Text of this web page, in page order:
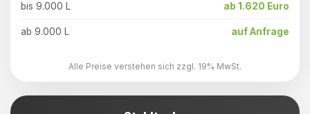
bis 9.000 L ab 1.620 Euro
ab 9.000 L auf Anfrage
Alle Preise verstehen sich zzgl. 19% MwSt.